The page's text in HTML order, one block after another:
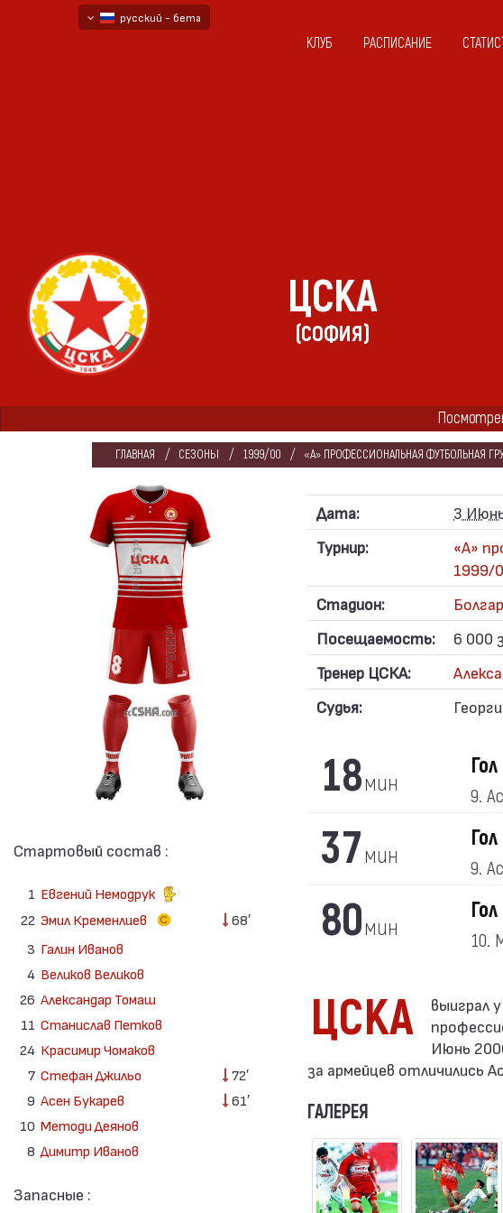
русский - бета
КЛУБ РАСПИСАНИЕ
ЦСКА
(СОФИЯ)
ГЛАВНАЯ СЕЗОНЫ 1999/00 «А» ПРОФЕССИОНАЛЬНАЯ ФУТБОЛЬНАЯ
Стартовый состав :
1 Евгений Немодрук
22 Эмил Кременлиев
68′
3 Галин Иванов
4 Великов Великов
26 Александар Томаш
11 Станислав Петков
24 Красимир Чомаков
7 Стефан Джильо
72′
9 Асен Букарев
61′
10 Методи Деянов
8 Димитр Иванов
Запасные :
Дата:
3
Турнир:
«А»
1999/
Стадион:
Посещаемость:
6 000
Тренер ЦСКА:
Судья:
18мин
Гол
9.
37мин
Гол
9.
80мин
Гол
10.
ЦСКА
Июнь
за армейцев отличились
ГАЛЕРЕЯ